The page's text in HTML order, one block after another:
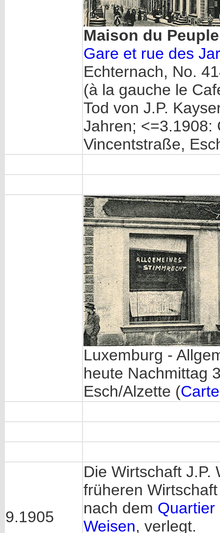
Maison du
Gare et rue des
Echternach, No.
(à la gauche le
Tod von J.P.
Jahren; <=3.1908:
Vincentstraße,
Luxemburg -
heute Nachmittag
Esch/Alzette (
9.1905
Die Wirtschaft J.P.
früheren
nach dem Quartier
Weisen, verlegt.